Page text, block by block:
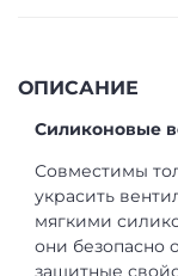
ОПИСАНИЕ
Силиконовые
Совместимы
украсить
мягкими
они безопасно
защитные